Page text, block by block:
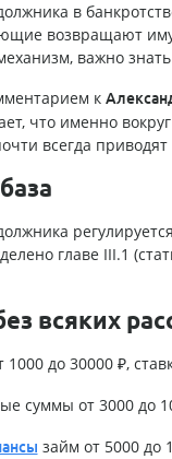
в
возвращают
важно
к
что именно
всегда
главе III.1
всяких
до 30000 ₽,
суммы от 3000 до
займ от 5000 до